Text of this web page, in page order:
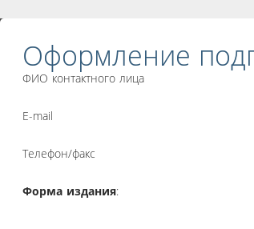
Оформление
ФИО контактного лица
E-mail
Телефон/факс
Форма издания: